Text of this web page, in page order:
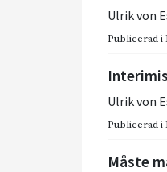
Ulrik von
Publicerad i
Ulrik von
Publicerad i
Måste